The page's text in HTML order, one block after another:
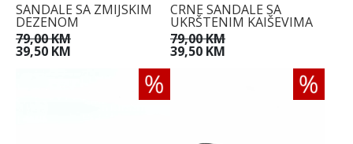
SANDALE SA ZMIJSKIM
DEZENOM
79,00 KM
39,50 KM
CRNE SANDALE SA
UKRŠTENIM KAIŠEVIMA
79,00 KM
39,50 KM